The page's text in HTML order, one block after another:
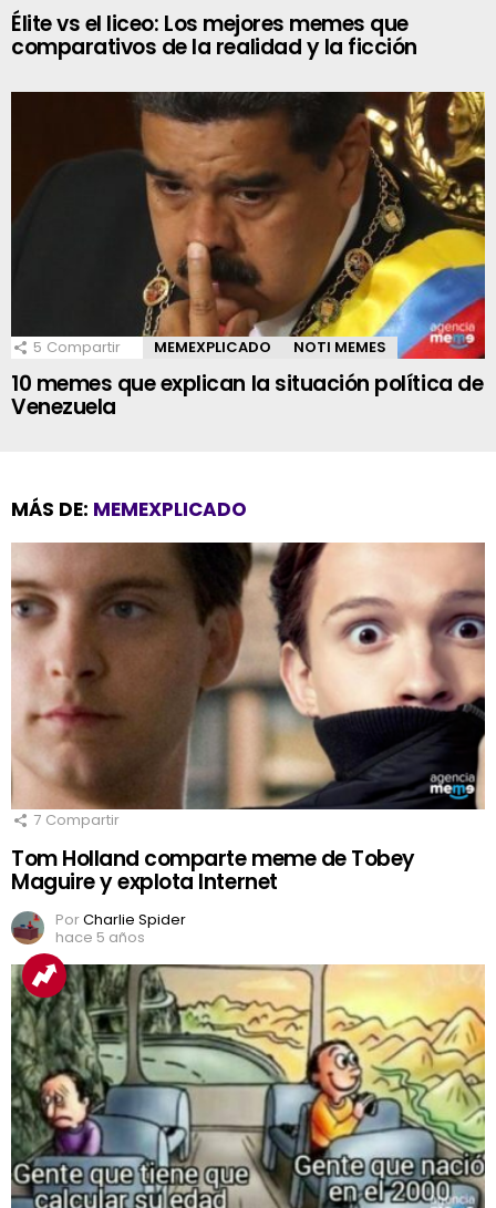
Élite vs el liceo: Los mejores memes que
comparativos de la realidad y la ficción
5 Compartir MEMEXPLICADO NOTI MEMES
10 memes que explican la situación política de
Venezuela
MÁS DE: MEMEXPLICADO
7 Compartir
Tom Holland comparte meme de Tobey
Maguire y explota Internet
PorCharlie Spider
hace 5 años